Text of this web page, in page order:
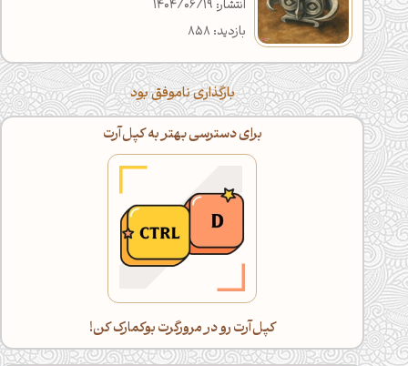
انتشار: 1404/06/19
بازدید: 858
بارگذاری ناموفق بود
برای دسترسی بهتر به کپل‌آرت
کپل‌آرت رو در مرورگرت بوکمارک کن!